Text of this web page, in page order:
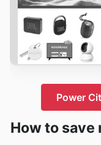
Power
How to save